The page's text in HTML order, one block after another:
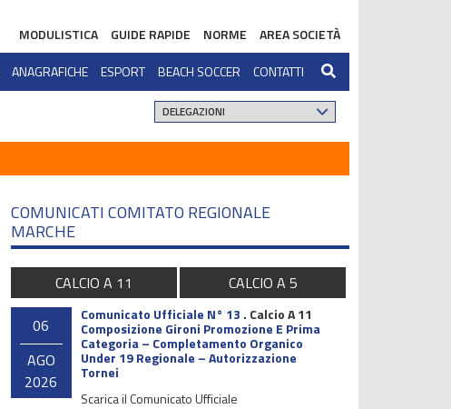
MODULISTICA GUIDE RAPIDE NORME
AREA SOCIETÀ
ANAGRAFICHE ESPORT BEACH SOCCER CONTATTI
COMUNICATI COMITATO REGIONALE
MARCHE
CALCIO A 11
CALCIO A 5
06
AGO
2026
Comunicato Ufficiale N° 13 . Calcio A 11
Composizione Gironi Promozione E Prima
Categoria – Completamento Organico
Under 19 Regionale – Autorizzazione
Tornei
Scarica il Comunicato Ufficiale